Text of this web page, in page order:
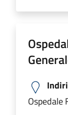
Ospedale